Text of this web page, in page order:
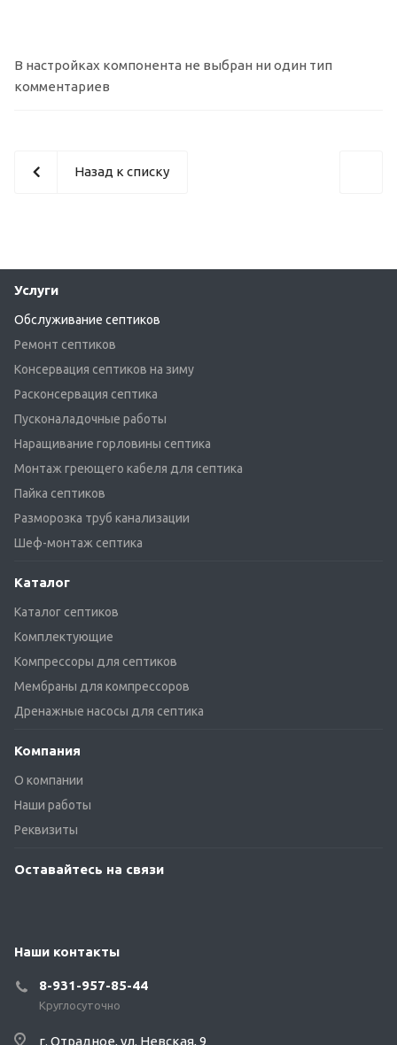
В настройках компонента не выбран ни один тип
комментариев
Назад к списку
Услуги
Обслуживание септиков
Ремонт септиков
Консервация септиков на зиму
Расконсервация септика
Пусконаладочные работы
Наращивание горловины септика
Монтаж греющего кабеля для септика
Пайка септиков
Разморозка труб канализации
Шеф-монтаж септика
Каталог
Каталог септиков
Комплектующие
Компрессоры для септиков
Мембраны для компрессоров
Дренажные насосы для септика
Компания
О компании
Наши работы
Реквизиты
Оставайтесь на связи
Наши контакты
8-931-957-85-44
Круглосуточно
г. Отрадное, ул. Невская, 9